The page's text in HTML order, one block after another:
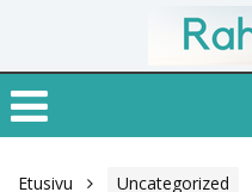
Etusivu Uncategorized